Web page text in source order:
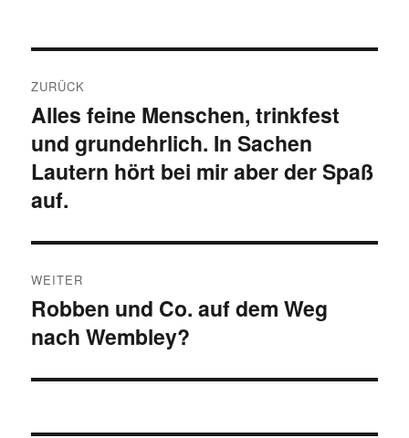
ZURÜCK
Vorheriger
Beitrag:
Alles feine Menschen, trinkfest
und grundehrlich. In Sachen
Lautern hört bei mir aber der Spaß
auf.
WEITER
Nächster
Beitrag:
Robben und Co. auf dem Weg
nach Wembley?